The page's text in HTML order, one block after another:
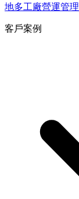
地多工廠營運管理
客戶案例